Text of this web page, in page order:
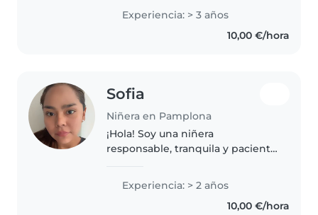
responsable, educada, paciente
y, sobre todo, de total confianza
para entrar en un í enfocarme
Experiencia: > 3 años
10,00 €/hora
Sofia
Niñera en Pamplona
¡Hola! Soy una niñera
responsable, tranquila y paciente
cuidando niños, desde bebés
hasta preescolares. Me encanta
leerles cuentos y jugar con ellos.
Experiencia: > 2 años
10,00 €/hora